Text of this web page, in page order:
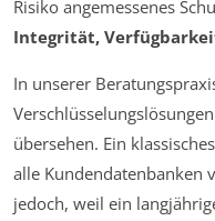
Risiko angemessenes
Integrität,
In unserer
übersehen. Ein
alle Kundendatenbanken
jedoch, weil ein